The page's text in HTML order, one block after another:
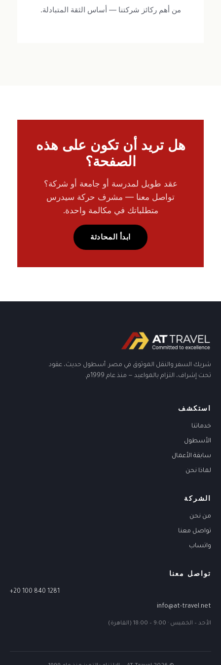
من أهم ركائز شركتنا — أساس الثقة المتبادلة.
هل تريد أن تكون على هذه
الصفحة؟
عقد طويل لمدرسة أو جامعة أو شركة؟
تواصل معنا — مشرف حركة سيدرس
متطلباتك في مكالمة واحدة.
ابدأ المحادثة
شريك السفر والنقل الموثوق في مصر. أسطول حديث، عقود
تحت إشراف، التزام بالمواعيد — منذ عام 1999م.
استكشف
خدماتنا
الأسطول
سابقة الأعمال
لماذا نحن
الشركة
من نحن
تواصل معنا
واتساب
تواصل معنا
+20 100 840 1281
info@at-travel.net
الأحد – الخميس · 9:00 – 18:00 (القاهرة)